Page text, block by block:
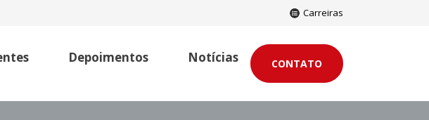
Carreiras
Depoimentos
Notícias
Sistemas SIG – 20 anos
CONTATO